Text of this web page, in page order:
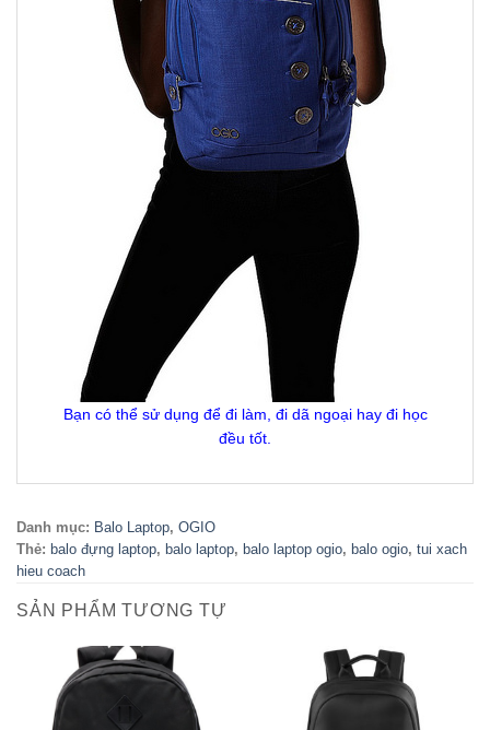
Bạn có thể sử dụng để đi làm, đi dã ngoại hay đi học
đều tốt.
Danh mục: Balo Laptop, OGIO
Thẻ: balo đựng laptop, balo laptop, balo laptop ogio, balo ogio, tui xach
hieu coach
SẢN PHẨM TƯƠNG TỰ